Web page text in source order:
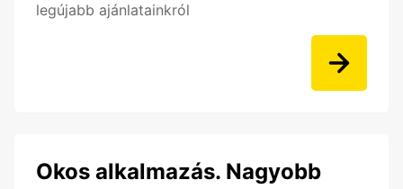
legújabb ajánlatainkról
Okos alkalmazás. Nagyobb